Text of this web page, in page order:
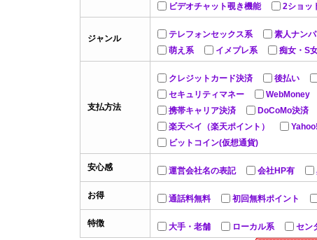
ビデオチャット覗き機能
2ショッ
ジャンル テレフォンセックス系 素人ナン
萌え系
イメプレ系 痴女・S
支払方法
クレジットカード決済 後払い
セキュリティマネー
WebMoney
携帯キャリア決済
DoCoMo決済
楽天ペイ（楽天ポイント）
ビットコイン(仮想通貨)
安心感 運営会社名の表記 会社HP有
お得 通話料無料 初回無料ポイント
特徴 大手・老舗 ローカル系 セン